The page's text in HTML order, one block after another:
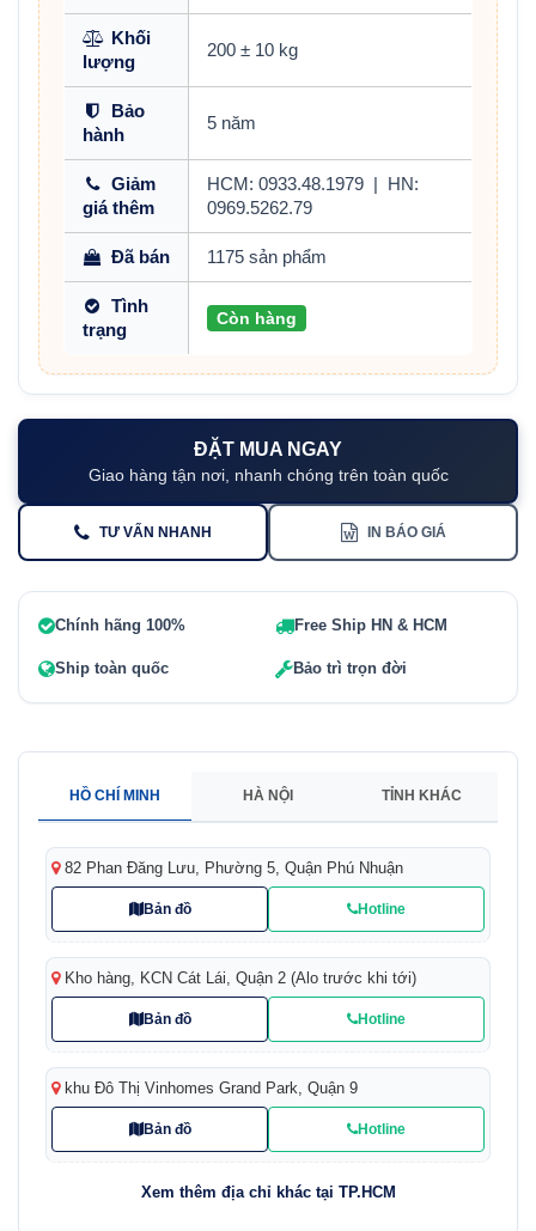
Khối
lượng
200 ± 10 kg
Bảo
hành
5 năm
Giảm
giá thêm
HCM: 0933.48.1979
HN:
0969.5262.79
Đã bán 1175 sản phẩm
Tình
trạng
Còn hàng
ĐẶT MUA NGAY
Giao hàng tận nơi, nhanh chóng trên toàn quốc
TƯ VẤN NHANH IN BÁO GIÁ
Chính hãng 100% Free Ship HN & HCM
Ship toàn quốc Bảo trì trọn đời
HỒ CHÍ MINH HÀ NỘI TỈNH KHÁC
82 Phan Đăng Lưu, Phường 5, Quận Phú Nhuận
Bản đồ Hotline
Kho hàng, KCN Cát Lái, Quận 2 (Alo trước khi tới)
Bản đồ Hotline
khu Đô Thị Vinhomes Grand Park, Quận 9
Bản đồ Hotline
Xem thêm địa chỉ khác tại TP.HCM